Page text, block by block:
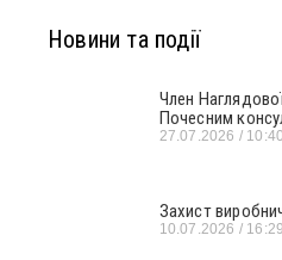
Новини та події
Член
Почесним
27.07.2026 10:40
Захист
10.07.2026 16:29